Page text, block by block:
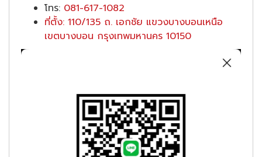
โทร: 081-617-1082
ที่ตั้ง: 110/135 ถ. เอกชัย แขวงบางบอนเหนือ
เขตบางบอน กรุงเทพมหานคร 10150